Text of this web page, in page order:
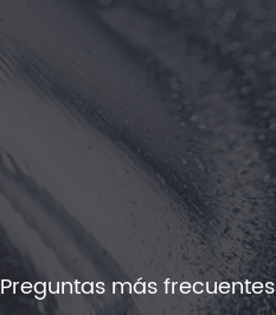
Preguntas más frecuentes